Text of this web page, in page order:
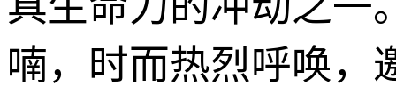
喃，时而热烈呼唤，